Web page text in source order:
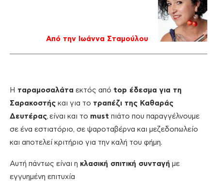
Από την Ιωάννα Σταμούλου
Η ταραμοσαλάτα εκτός από top έδεσμα για τη
Σαρακοστής και για το τραπέζι της Καθαράς
Δευτέρας, είναι και το must πιάτο που παραγγέλνουμε
σε ένα εστιατόριο, σε ψαροταβέρνα και μεζεδοπωλείο
και αποτελεί κριτήριο για την καλή του φήμη.
Αυτή πάντως είναι η κλασική σπιτική συνταγή με
εγγυημένη επιτυχία